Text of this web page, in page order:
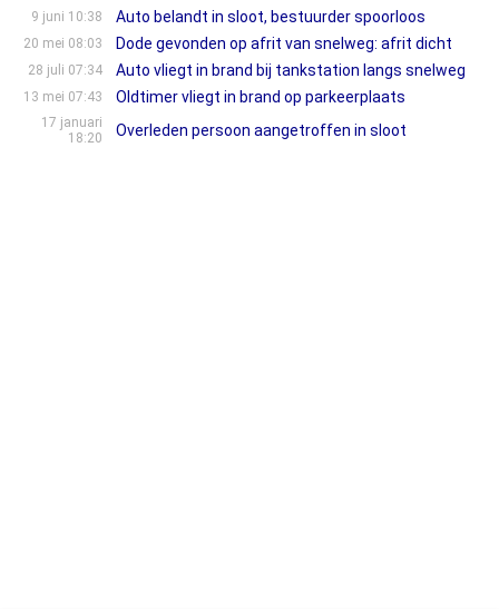
9 juni 10:38 Auto belandt in sloot, bestuurder spoorloos
20 mei 08:03 Dode gevonden op afrit van snelweg: afrit dicht
28 juli 07:34 Auto vliegt in brand bij tankstation langs snelweg
13 mei 07:43 Oldtimer vliegt in brand op parkeerplaats
17 januari
18:20
Overleden persoon aangetroffen in sloot